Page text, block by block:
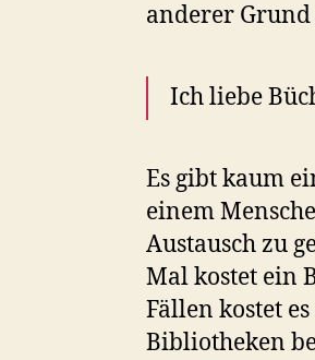
anderer
Ich liebe
Es gibt kaum
einem
Austausch zu
Mal kostet ein
Fällen kostet
Bibliotheken